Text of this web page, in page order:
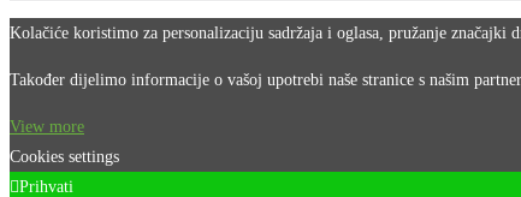
Kolačiće koristimo za personalizaciju sadržaja i oglasa, pružanje značajki
Također dijelimo informacije o vašoj upotrebi naše stranice s našim
View more
Cookies settings
Prihvati